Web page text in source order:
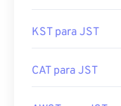
KST para JST
CAT para JST